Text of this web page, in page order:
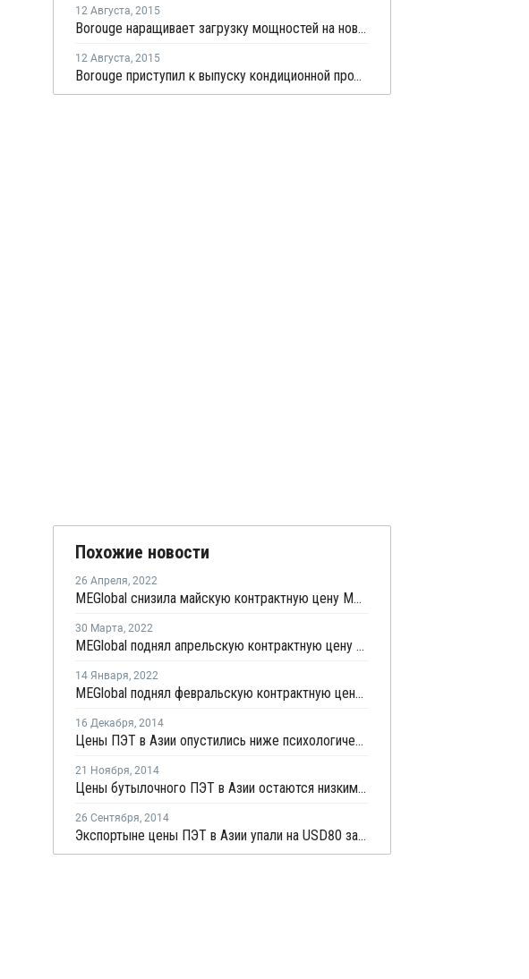
12 Августа, 2015
Borouge наращивает загрузку мощностей на новом заводе ПП в Рувайсе
12 Августа, 2015
Borouge приступил к выпуску кондиционной продукции на новом заводе ПВД в Рувайсе
Похожие новости
26 Апреля, 2022
MEGlobal снизила майскую контрактную цену МЭГ в Азии на USD20 за тонну
30 Марта, 2022
MEGlobal поднял апрельскую контрактную цену МЭГ в Азии на USD40 за тонну
14 Января, 2022
MEGlobal поднял февральскую контрактную цену МЭГ в Азии на USD30 за тонну
16 Декабря, 2014
Цены ПЭТ в Азии опустились ниже психологического уровня в USD1 000 за тонну, FOB
21 Ноября, 2014
Цены бутылочного ПЭТ в Азии остаются низкими на фоне волатильности цен сырья
26 Сентября, 2014
Экспортыне цены ПЭТ в Азии упали на USD80 за тонну